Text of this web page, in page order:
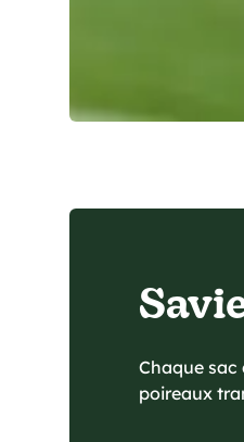
Chaque sac
poireaux